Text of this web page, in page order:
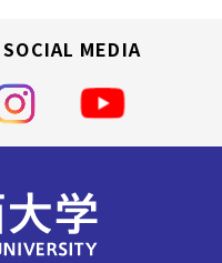
MEDIA